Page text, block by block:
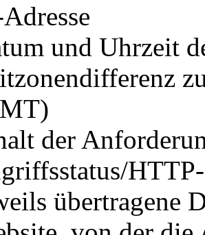
und Uhrzeit
der
übertragene